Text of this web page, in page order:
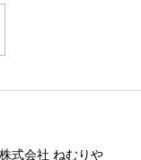
式会社 ねむりや